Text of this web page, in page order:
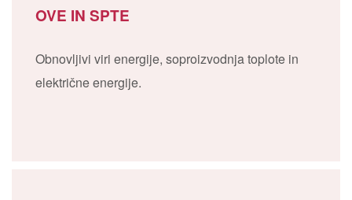
OVE IN SPTE
Obnovljivi viri energije, soproizvodnja toplote in
električne energije.